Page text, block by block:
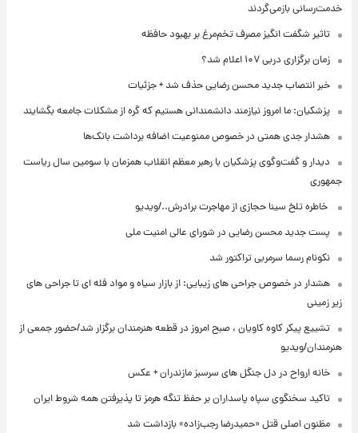
خدمت‌رسانی بازمی‌گردند
تاثیر شگفت انگیز مصرف تخم‌مرغ بر بهبود حافظه
زمان برگزاری دربی ۱۰۷ اعلام شد؟
خبر انتصاب جدید محسن رضایی حذف شد + جزئیات
پزشکیان: ما امروز نیازمند دانشمندانی هستیم که گره از مشکلات جامعه بگشایند
هشدار جدی همتی در خصوص ممنوعیت اضافه ‌برداشت بانک‌ها
دیدار و گفت‌وگوی پزشکیان با رهبر معظم انقلاب همزمان با سومین سال ریاست
جمهوری
⁨ خاطره تلخ سینا حجازی از مهاجرت برادرش../ویدیو
پست جدید محسن رضایی در شورای عالی امنیت ملی
نکونام رسما سرمربی تراکتور شد
هشدار در خصوص جراحی های زیبایی: از بازار سیاه و مواد فله ای تا جراحی های
زیر زمینی
تشییع پیکر کاوه کاویان ، صبح امروز در قطعه هنرمندان برگزار شد/حضور جمعی از
هنرمندان/ویدیو
خانه ارواح در دل جنگل های سرسبز مازندران + عکس
تاکید سخنگوی سپاه پاسداران بر حفظ تنگه هرمز تا پذیرفتن همه شروط ایران
مظنون اصلی قتل «حمیدرضا رجب‌زاده» بازداشت شد